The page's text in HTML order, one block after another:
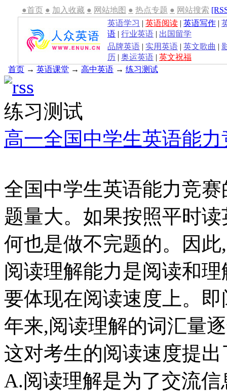
●首页 ● 加入收藏 ● 网站地图 ● 热点专题 ● 网站搜索
英语学习 | 英语阅读 | 英语写作 |
语 | 行业英语 | 出国留学
品牌英语 | 实用英语 | 英文歌曲 |
历 | 奥运英语 | 英文祝福
首页 → 英语课堂 → 高中英语 → 练习测试
练习测试
高一全国中学生英语能
全国中学生英语能力竞
题量大。如果按照平时
何也是做不完题的。因
阅读理解能力是阅读和
要体现在阅读速度上。
年来,阅读理解的词汇量
这对考生的阅读速度提
A.阅读理解是为了交流